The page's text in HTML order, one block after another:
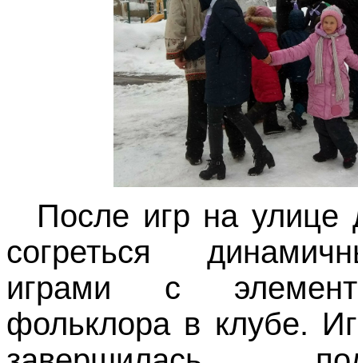
После игр на улице
согреться
играми с
фольклора в клубе.